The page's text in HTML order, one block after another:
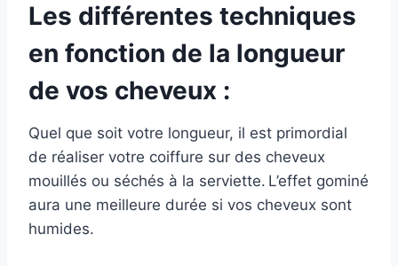
Les différentes techniques
en fonction de la longueur
de vos cheveux :
Quel que soit votre longueur, il est primordial
de réaliser votre coiffure sur des cheveux
mouillés ou séchés à la serviette. L’effet gominé
aura une meilleure durée si vos cheveux sont
humides.